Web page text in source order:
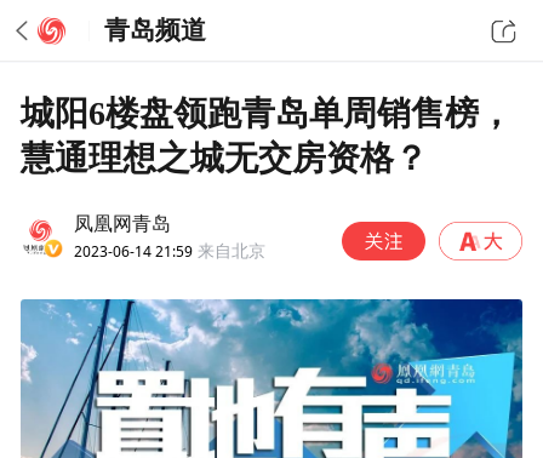
青岛频道
城阳6楼盘领跑青岛单周销售榜，
慧通理想之城无交房资格？
凤凰网青岛
2023-06-14 21:59 来自北京